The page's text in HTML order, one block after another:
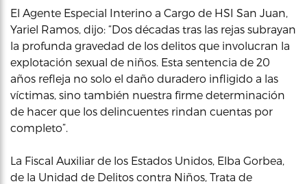
El Agente Especial Interino a Cargo de HSI San Juan,
Yariel Ramos, dijo: “Dos décadas tras las rejas subrayan
la profunda gravedad de los delitos que involucran la
explotación sexual de niños. Esta sentencia de 20
años refleja no solo el daño duradero infligido a las
víctimas, sino también nuestra firme determinación
de hacer que los delincuentes rindan cuentas por
completo”.
La Fiscal Auxiliar de los Estados Unidos, Elba Gorbea,
de la Unidad de Delitos contra Niños, Trata de